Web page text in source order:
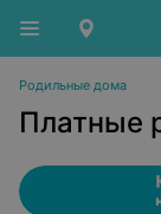
Родильные дома
Платные